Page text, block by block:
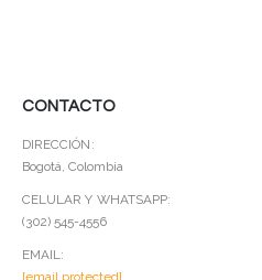
CONTACTO
DIRECCIÓN:
Bogotá, Colombia
CELULAR Y WHATSAPP:
(302) 545-4556
EMAIL: